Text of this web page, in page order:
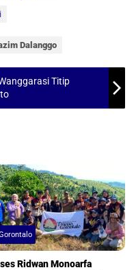
Dalanggo
Titip
Ridwan Monoarfa